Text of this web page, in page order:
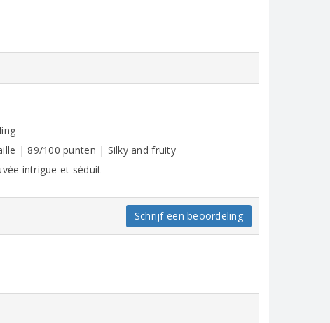
| 89/100 punten | Silky and fruity
intrigue et séduit
Schrijf een beoordeling